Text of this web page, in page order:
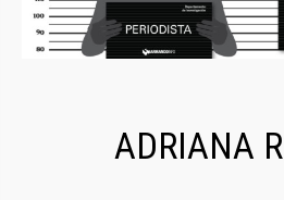
ADRIANA